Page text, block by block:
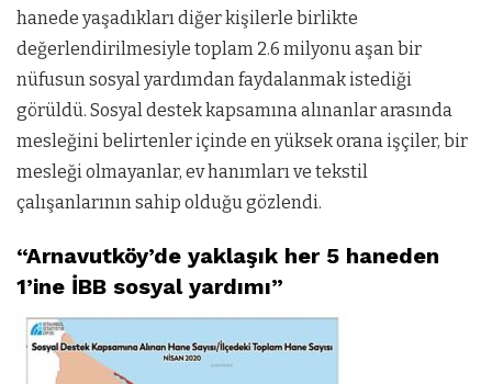
hanede yaşadıkları diğer kişilerle birlikte
değerlendirilmesiyle toplam 2.6 milyonu aşan bir
nüfusun sosyal yardımdan faydalanmak istediği
görüldü. Sosyal destek kapsamına alınanlar arasında
mesleğini belirtenler içinde en yüksek orana işçiler, bir
mesleği olmayanlar, ev hanımları ve tekstil
çalışanlarının sahip olduğu gözlendi.
“Arnavutköy’de yaklaşık her 5 haneden
1’ine İBB sosyal yardımı”